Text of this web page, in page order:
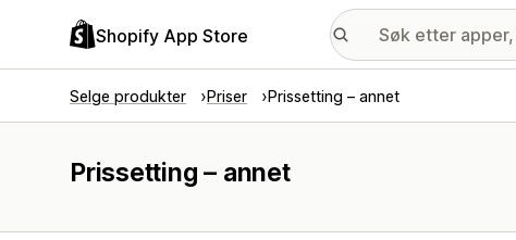
Shopify App Store
Selge produkter Priser Prissetting – annet
Prissetting – annet